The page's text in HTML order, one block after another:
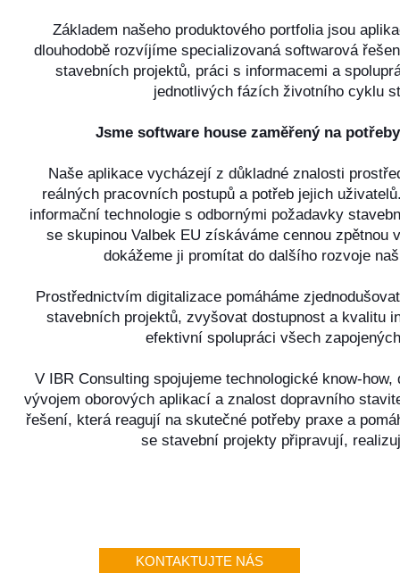
Základem našeho produktového portfolia jsou
dlouhodobě rozvíjíme specializovaná softwarová
stavebních projektů, práci s informacemi a
jednotlivých fázích životního cyklu
Jsme software house zaměřený na
Naše aplikace vycházejí z důkladné znalosti
reálných pracovních postupů a potřeb jejich
informační technologie s odbornými požadavky
se skupinou Valbek EU získáváme cennou zpětnou
dokážeme ji promítat do dalšího rozvoje
Prostřednictvím digitalizace pomáháme
stavebních projektů, zvyšovat dostupnost a kvalitu
efektivní spolupráci všech
V IBR Consulting spojujeme technologické know-
vývojem oborových aplikací a znalost dopravního
řešení, která reagují na skutečné potřeby praxe a
se stavební projekty připravují,
KONTAKTUJTE NÁS